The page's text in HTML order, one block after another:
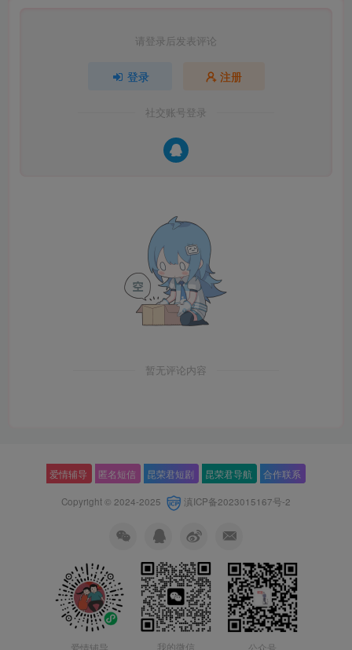
请登录后发表评论
登录 注册
社交账号登录
暂无评论内容
爱情辅导 匿名短信 昆荣君短剧 昆荣君导航 合作联系
Copyright © 2024-2025 滇ICP备2023015167号-2
我的微信 公众号